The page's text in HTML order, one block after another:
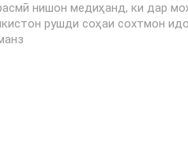
нишон медиҳанд, ки дар
рушди соҳаи сохтмон